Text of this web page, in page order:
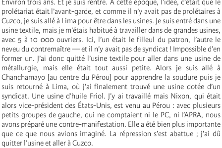
Environ trois ans. Et je suis rentré. À cette époque, l’idée, c’était que le
prolétariat était l’avant-garde, et comme il n’y avait pas de prolétaires à
Cuzco, je suis allé à Lima pour être dans les usines. Je suis entré dans une
usine textile, mais je m’étais habitué à travailler dans de grandes usines,
avec 5 à 10 000 ouvriers. Ici, l’un était le filleul du patron, l’autre le
neveu du contremaître — et il n’y avait pas de syndicat ! Impossible d’en
former un. J’ai donc quitté l’usine textile pour aller dans une usine de
métallurgie, mais elle était tout aussi petite. Alors je suis allé à
Chanchamayo [au centre du Pérou] pour apprendre la soudure puis je
suis retourné à Lima, où j’ai finalement trouvé une usine dotée d’un
syndicat. Une usine d’huile Friol. J’y ai travaillé mais Nixon, qui était
alors vice-président des États-Unis, est venu au Pérou : avec plusieurs
petits groupes de gauche, qui ne comptaient ni le PC, ni l’APRA, nous
avons préparé une contre-manifestation. Elle a été bien plus importante
que ce que nous avions imaginé. La répression s’est abattue ; j’ai dû
quitter l’usine et aller à Cuzco.